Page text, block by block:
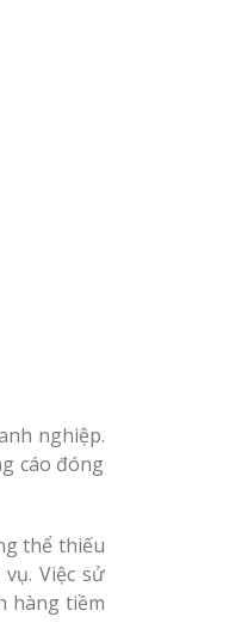
nghiệp.
cáo đóng
thể thiếu
Việc sử
hàng tiềm